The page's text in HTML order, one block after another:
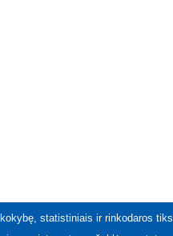
statistiniais ir rinkodaros